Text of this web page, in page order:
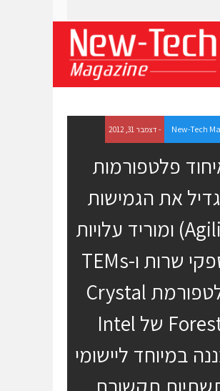
New-Tech - דצמבר 31, 2012
פלטפורמות
את הגמישות
(Agility) ומוריד עלויות
לספקי שרות ו-TEMs
פלטפורמת Crystal
Forest של Intel
במיוחד ליישומי